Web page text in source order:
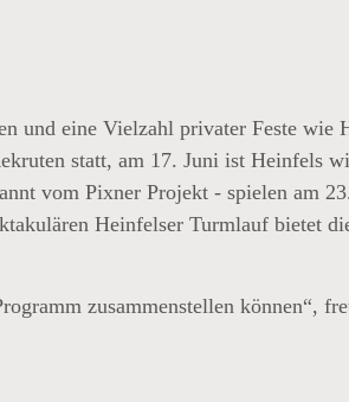
und eine Vielzahl privater Feste wie
statt, am 17. Juni ist Heinfels
vom Pixner Projekt - spielen am
Heinfelser Turmlauf bietet
zusammenstellen können“,